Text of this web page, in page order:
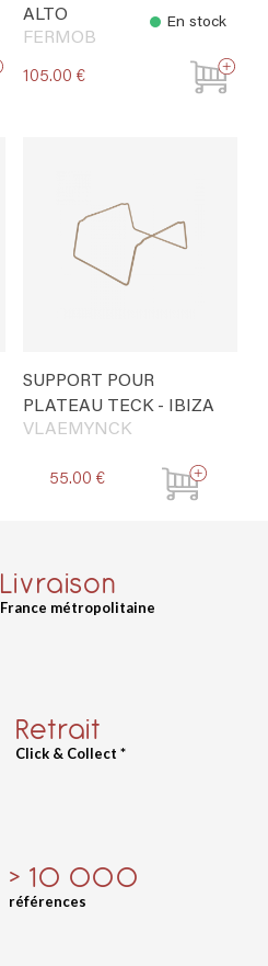
ALTO
FERMOB
En stock
105.00 €
SUPPORT POUR
PLATEAU TECK - IBIZA
VLAEMYNCK
55.00 €
Livraison
France métropolitaine
Retrait
Click & Collect *
> 10 000
références